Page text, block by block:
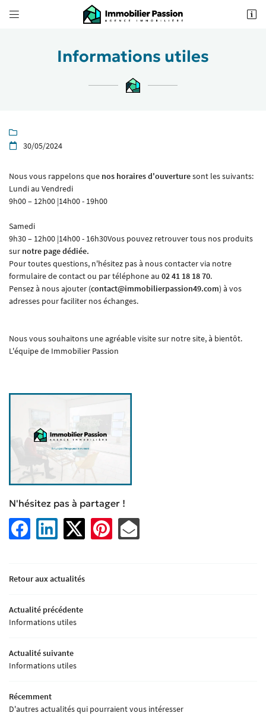

L’AGENCE
- SUIVI
- TOURISME
AVIS

62 Boulevard Foch
02 41 18 18 70
 Adresse email de réception
 Rafraîchir le captcha
formulaire de désinscription.
Informations utiles


30/05/2024
Nous vous rappelons que nos horaires d'ouverturesont les suivants:
Lundi au Vendredi
9h00 – 12h00 |14h00 - 19h00
Samedi
9h30 – 12h00 |14h00 - 16h30Vous pouvez retrouver tous nos produits
sur notre page dédiée.
Pour toutes questions, n'hésitez pas à nous contacter via notre
formulaire de contact ou par téléphone au 02 41 18 18 70.
Pensez à nous ajouter (contact@immobilierpassion49.com) à vos
adresses pour faciliter nos échanges.
Nous vous souhaitons une agréable visite sur notre site, à bientôt.
L'équipe de Immobilier Passion
N'hésitez pas à partager !
Retour aux actualités
Actualité précédente
Informations utiles
Actualité suivante
Informations utiles
Récemment
D'autres actualités qui pourraient vous intéresser